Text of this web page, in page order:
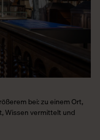
bei: zu einem Ort,
Wissen vermittelt und